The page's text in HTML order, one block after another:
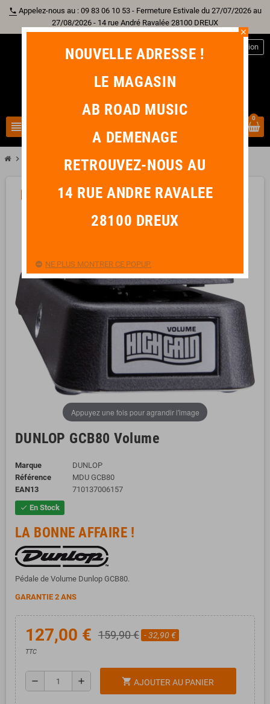
phone Appelez-nous au : 09 83 06 10 53 - Fermeture Estivale du 27/07/2026 au
27/08/2026 - 14 rue André Ravalée 28100 DREUX
view_headline
Connexion
0
chevron_right DUNLOP GCB80 Volume
Appuyez une fois pour agrandir l'image
-32,90 €
DUNLOP GCB80 Volume
Marque
DUNLOP
Référence
MDU GCB80
EAN13
710137006157
check En Stock
LA BONNE AFFAIRE !
Pédale de Volume Dunlop GCB80.
GARANTIE 2 ANS
127,00 € 159,90 € - 32,90 €
TTC
remove add shopping_cart AJOUTER AU PANIER
close
NOUVELLE ADRESSE !
LE MAGASIN
AB ROAD MUSIC
A DEMENAGE
RETROUVEZ-NOUS AU
14 RUE ANDRE RAVALEE
28100 DREUX
NE PLUS MONTRER CE POPUP.